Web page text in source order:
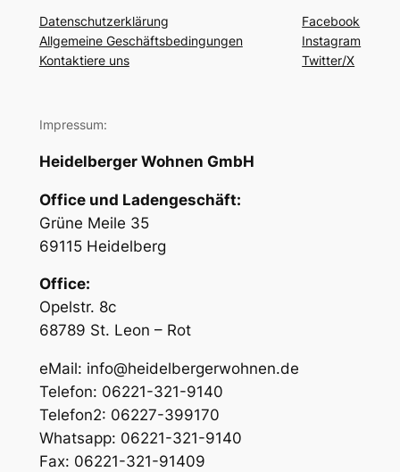
Datenschutzerklärung
Allgemeine Geschäftsbedingungen
Kontaktiere uns
Facebook
Instagram
Twitter/X
Impressum:
Heidelberger Wohnen GmbH
Office und Ladengeschäft:
Grüne Meile 35
69115 Heidelberg
Office:
Opelstr. 8c
68789 St. Leon – Rot
eMail: info@heidelbergerwohnen.de
Telefon: 06221-321-9140
Telefon2: 06227-399170
Whatsapp: 06221-321-9140
Fax: 06221-321-91409